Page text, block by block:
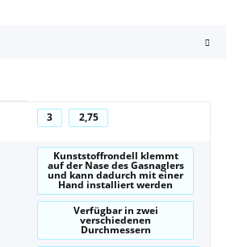
3 2,75
Kunststoffrondell klemmt
auf der Nase des Gasnaglers
und kann dadurch mit einer
Hand installiert werden
Verfügbar in zwei
verschiedenen
Durchmessern